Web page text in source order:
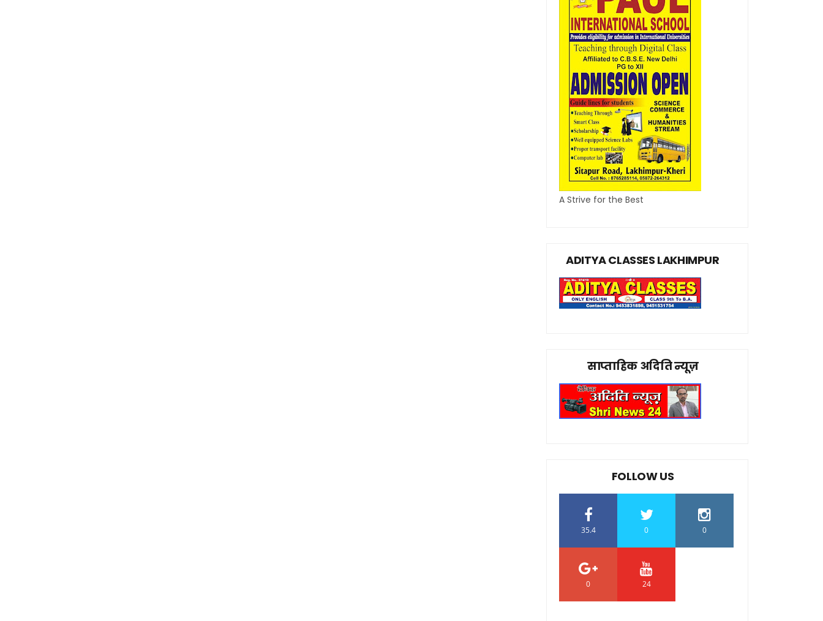
A Strive for the Best
ADITYA CLASSES LAKHIMPUR
साप्ताहिक अदिति न्यूज़
FOLLOW US
35.4 0 0
0 24